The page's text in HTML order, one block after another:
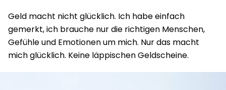
Geld macht nicht glücklich. Ich habe einfach
gemerkt, ich brauche nur die richtigen Menschen,
Gefühle und Emotionen um mich. Nur das macht
mich glücklich. Keine läppischen Geldscheine.